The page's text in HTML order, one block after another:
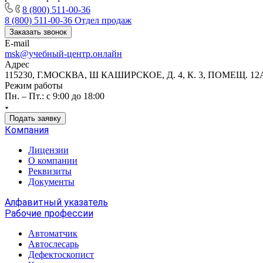
8 (800) 511-00-36
8 (800) 511-00-36 Отдел продаж
Заказать звонок
E-mail
msk@учебный-центр.онлайн
Адрес
115230, Г.МОСКВА, Ш КАШИРСКОЕ, Д. 4, К. 3, ПОМЕЩ.
Режим работы
Пн. – Пт.: с 9:00 до 18:00
Подать заявку
Компания
Лицензии
О компании
Реквизиты
Документы
Алфавитный указатель
Рабочие профессии
Автоматчик
Автослесарь
Дефектоскопист